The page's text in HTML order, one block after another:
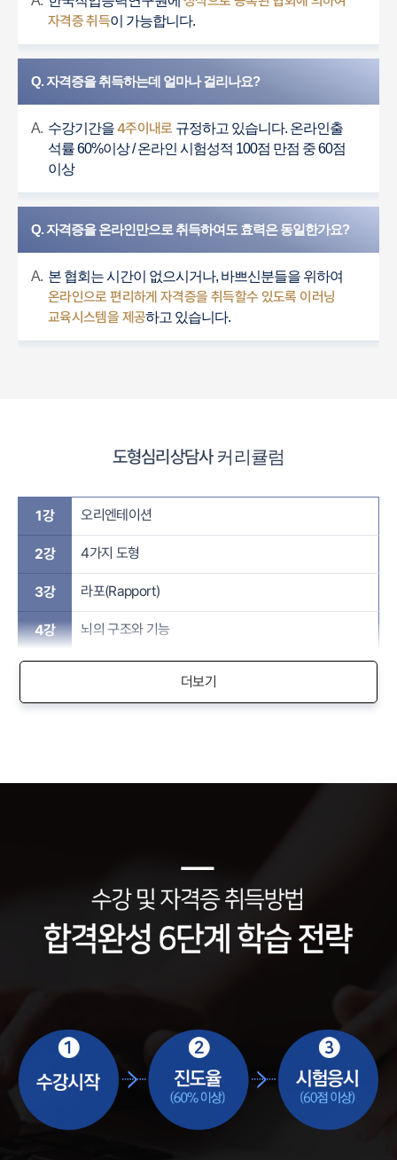
자격증 취득이 가능합니다.
Q. 자격증을 취득하는데 얼마나 걸리나요?
A. 수강기간을4주이내로 규정하고 있습니다. 온라인출
석률 60%이상 / 온라인 시험성적 100점 만점 중 60점
이상
Q. 자격증을 온라인만으로 취득하여도 효력은 동일한가요?
A. 본 협회는 시간이 없으시거나, 바쁘신분들을 위하여
온라인으로 편리하게 자격증을 취득할수 있도록 이러닝
교육시스템을 제공하고 있습니다.
도형심리상담사 커리큘럼
1강 오리엔테이션
2강 4가지 도형
3강 라포(Rapport)
4강 뇌의 구조와 기능
더보기